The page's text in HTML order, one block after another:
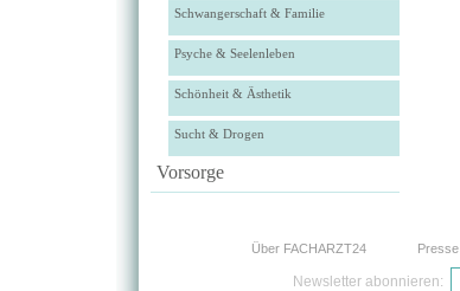
Schwangerschaft & Familie
Psyche & Seelenleben
Schönheit & Ästhetik
Sucht & Drogen
Vorsorge
Über FACHARZT24 Presse
Newsletter abonnieren: